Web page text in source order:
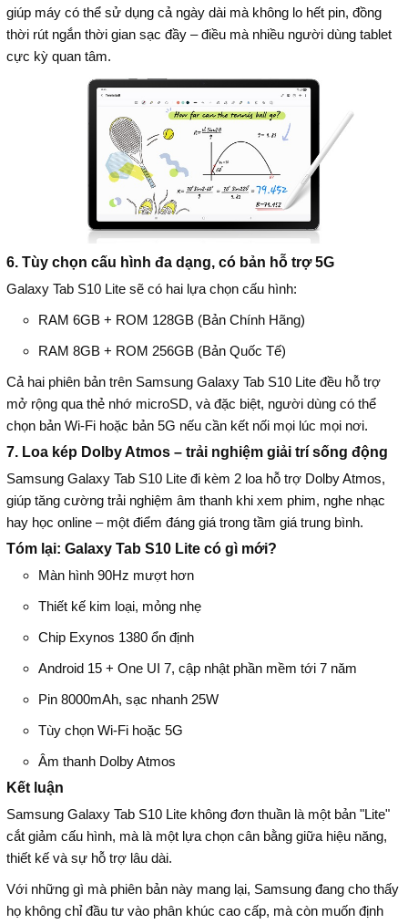
giúp máy có thể sử dụng cả ngày dài mà không lo hết pin, đồng
thời rút ngắn thời gian sạc đầy – điều mà nhiều người dùng tablet
cực kỳ quan tâm.
6. Tùy chọn cấu hình đa dạng, có bản hỗ trợ 5G
Galaxy Tab S10 Lite sẽ có hai lựa chọn cấu hình:
RAM 6GB + ROM 128GB (Bản Chính Hãng)
RAM 8GB + ROM 256GB (Bản Quốc Tế)
Cả hai phiên bản trên Samsung Galaxy Tab S10 Lite đều hỗ trợ
mở rộng qua thẻ nhớ microSD, và đặc biệt, người dùng có thể
chọn bản Wi-Fi hoặc bản 5G nếu cần kết nối mọi lúc mọi nơi.
7. Loa kép Dolby Atmos – trải nghiệm giải trí sống động
Samsung Galaxy Tab S10 Lite đi kèm 2 loa hỗ trợ Dolby Atmos,
giúp tăng cường trải nghiệm âm thanh khi xem phim, nghe nhạc
hay học online – một điểm đáng giá trong tầm giá trung bình.
Tóm lại: Galaxy Tab S10 Lite có gì mới?
Màn hình 90Hz mượt hơn
Thiết kế kim loại, mỏng nhẹ
Chip Exynos 1380 ổn định
Android 15 + One UI 7, cập nhật phần mềm tới 7 năm
Pin 8000mAh, sạc nhanh 25W
Tùy chọn Wi-Fi hoặc 5G
Âm thanh Dolby Atmos
Kết luận
Samsung Galaxy Tab S10 Lite không đơn thuần là một bản "Lite"
cắt giảm cấu hình, mà là một lựa chọn cân bằng giữa hiệu năng,
thiết kế và sự hỗ trợ lâu dài.
Với những gì mà phiên bản này mang lại, Samsung đang cho thấy
họ không chỉ đầu tư vào phân khúc cao cấp, mà còn muốn định